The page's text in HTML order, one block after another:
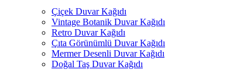
Çiçek Duvar Kağıdı
Vintage Botanik Duvar Kağıdı
Retro Duvar Kağıdı
Çıta Görünümlü Duvar Kağıdı
Mermer Desenli Duvar Kağıdı
Doğal Taş Duvar Kağıdı